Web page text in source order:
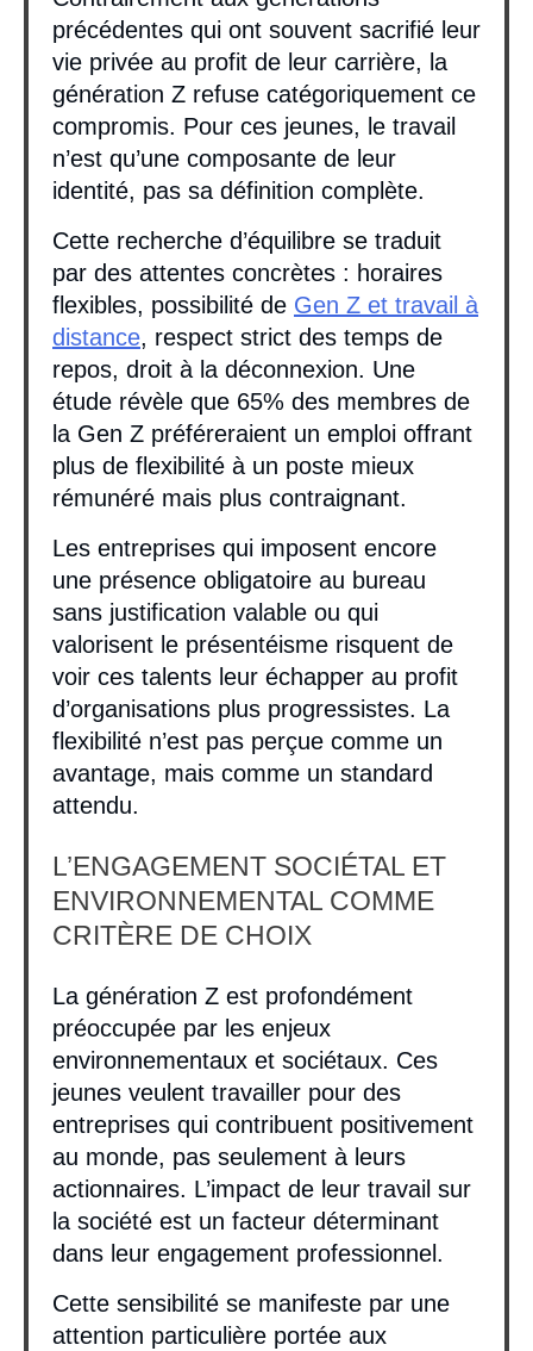
précédentes qui ont souvent sacrifié leur
vie privée au profit de leur carrière, la
génération Z refuse catégoriquement ce
compromis. Pour ces jeunes, le travail
n’est qu’une composante de leur
identité, pas sa définition complète.
Cette recherche d’équilibre se traduit
par des attentes concrètes : horaires
flexibles, possibilité de Gen Z et travail à
distance, respect strict des temps de
repos, droit à la déconnexion. Une
étude révèle que 65% des membres de
la Gen Z préféreraient un emploi offrant
plus de flexibilité à un poste mieux
rémunéré mais plus contraignant.
Les entreprises qui imposent encore
une présence obligatoire au bureau
sans justification valable ou qui
valorisent le présentéisme risquent de
voir ces talents leur échapper au profit
d’organisations plus progressistes. La
flexibilité n’est pas perçue comme un
avantage, mais comme un standard
attendu.
L’ENGAGEMENT SOCIÉTAL ET
ENVIRONNEMENTAL COMME
CRITÈRE DE CHOIX
La génération Z est profondément
préoccupée par les enjeux
environnementaux et sociétaux. Ces
jeunes veulent travailler pour des
entreprises qui contribuent positivement
au monde, pas seulement à leurs
actionnaires. L’impact de leur travail sur
la société est un facteur déterminant
dans leur engagement professionnel.
Cette sensibilité se manifeste par une
attention particulière portée aux